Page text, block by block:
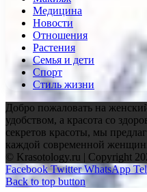
Медицина
Новости
Отношения
Растения
Семья и дети
Спорт
Стиль жизни
Добро пожаловать на
удобством, а красота со
секретов красоты, мы
каждой современной
© Krasotology.ru | Copyright
Facebook Twitter WhatsApp
Back to top button